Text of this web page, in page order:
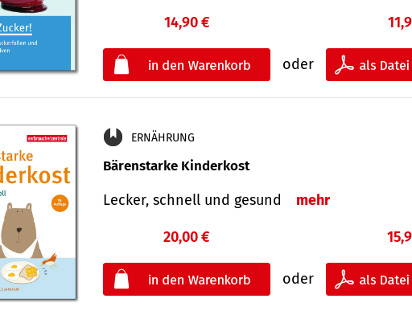
14,90 €
oder
ERNÄHRUNG
Bärenstarke Kinderkost
Lecker, schnell und gesund mehr
20,00 €
oder